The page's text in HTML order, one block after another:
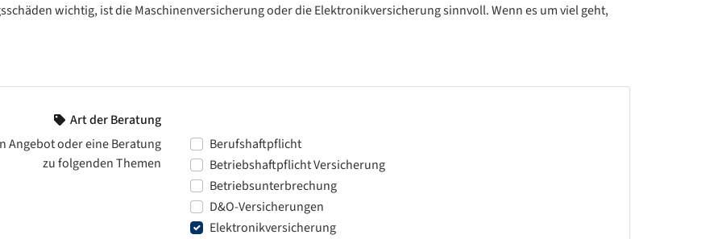
wichtig, ist die Maschinenversicherung oder die Elektronikversicherung sinnvoll. Wenn es um viel geht,
Art der Beratung
Angebot oder eine Beratung
zu folgenden Themen
Berufshaftpflicht
Betriebshaftpflicht Versicherung
Betriebsunterbrechung
D&O-Versicherungen
Elektronikversicherung